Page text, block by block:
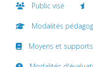
Public visé
Modalités
Moyens et